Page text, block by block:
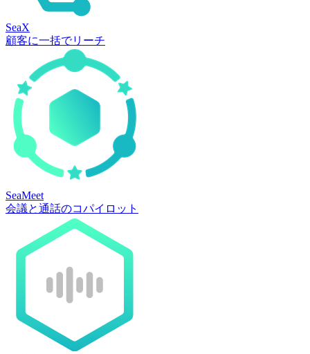
SeaX
顧客に一括でリーチ
SeaMeet
会議と通話のコパイロット